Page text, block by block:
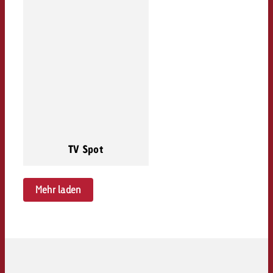
TV Spot
Mehr laden